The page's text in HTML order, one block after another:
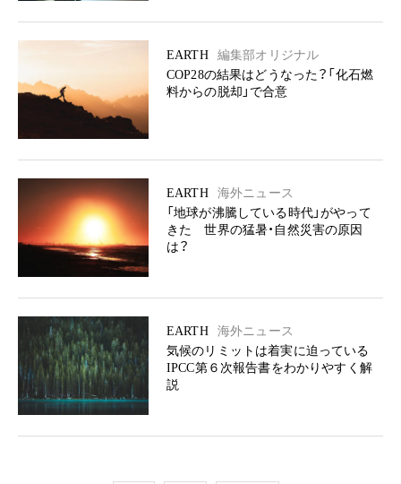
EARTH
編集部オリジナル
COP28の結果はどうなった？「化石燃
料からの脱却」で合意
EARTH
海外ニュース
「地球が沸騰している時代」がやって
きた 世界の猛暑・自然災害の原因
は？
EARTH
海外ニュース
気候のリミットは着実に迫っている
IPCC第６次報告書をわかりやすく解
説